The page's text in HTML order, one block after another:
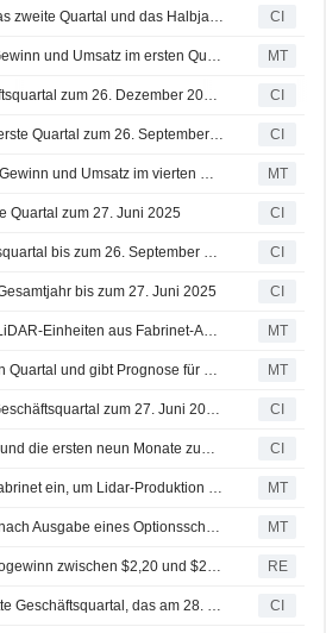
Fabrinet veröffentlicht Finanzergebnisse für das zweite Quartal und das Halbjahr zum 26. Dezember 2025 CI
Fabrinet verzeichnet Anstieg bei Non-GAAP-Gewinn und Umsatz im ersten Quartal - Prognose für zweites Quartal veröffentlicht MT
Fabrinet gibt Prognose für das zweite Geschäftsquartal zum 26. Dezember 2025 bekannt CI
Fabrinet meldet Geschäftsergebnisse für das erste Quartal zum 26. September 2025 CI
Fabrinet verzeichnet Anstieg von bereinigtem Gewinn und Umsatz im vierten Quartal und gibt Prognose für Q1 ab MT
Quartal zum 27. Juni 2025 CI
Fabrinet gibt Prognose für das erste Geschäftsquartal bis zum 26. September 2025 bekannt CI
bis zum 27. Juni 2025 CI
Innoviz Technologies liefert erste InnovizTwo LiDAR-Einheiten aus Fabrinet-Anlage aus MT
Fabrinet steigert Gewinn und Umsatz im dritten Quartal und gibt Prognose für das vierte Quartal bekannt MT
Fabrinet gibt Gewinnprognose für das vierte Geschäftsquartal zum 27. Juni 2025 bekannt CI
Fabrinet gibt Ergebnisse für das dritte Quartal und die ersten neun Monate zum 28. März 2025 bekannt CI
Innoviz Technologies geht Partnerschaft mit Fabrinet ein, um Lidar-Produktion zu skalieren MT
Fabrinet revidiert Prognose für das 3. Quartal nach Ausgabe eines Optionsscheins an Amazon Affiliate MT
Fabrinet erwartet im dritten Quartal einen Nettogewinn zwischen $2,20 und $2,28 je Aktie RE
Fabrinet revidiert Gewinnprognose für das dritte Geschäftsquartal, das am 28. März 2025 endet CI